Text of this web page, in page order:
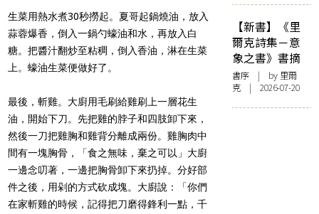
生菜用熱水煮30秒撈起。夏哥起鍋燒油，放入
蒜蓉爆香，倒入一鍋勺蠔油和水，再放入白
糖。把醬汁翻炒至粘稠，倒入香油，淋在生菜
上。蠔油生菜便做好了。
最後，斬雞。大廚用毛刷給雞刷上一層花生
油，開始下刀。先把雞的脖子和四肢卸下來，
然後一刀把雞胸和雞背分離成兩份。雞胸肉中
間有一塊胸骨，「食之無味，棄之可以」大廚
一邊念叨著，一邊把胸骨卸下來扔掉。分好部
件之後，用剁的方式砍成塊。大廚說：「你們
在家斬雞的時候，記得把刀磨得鋒利一點，千
【新書】《里
爾克詩集－意
象之書》書摘
書序 | by 里爾
克 | 2026-07-20